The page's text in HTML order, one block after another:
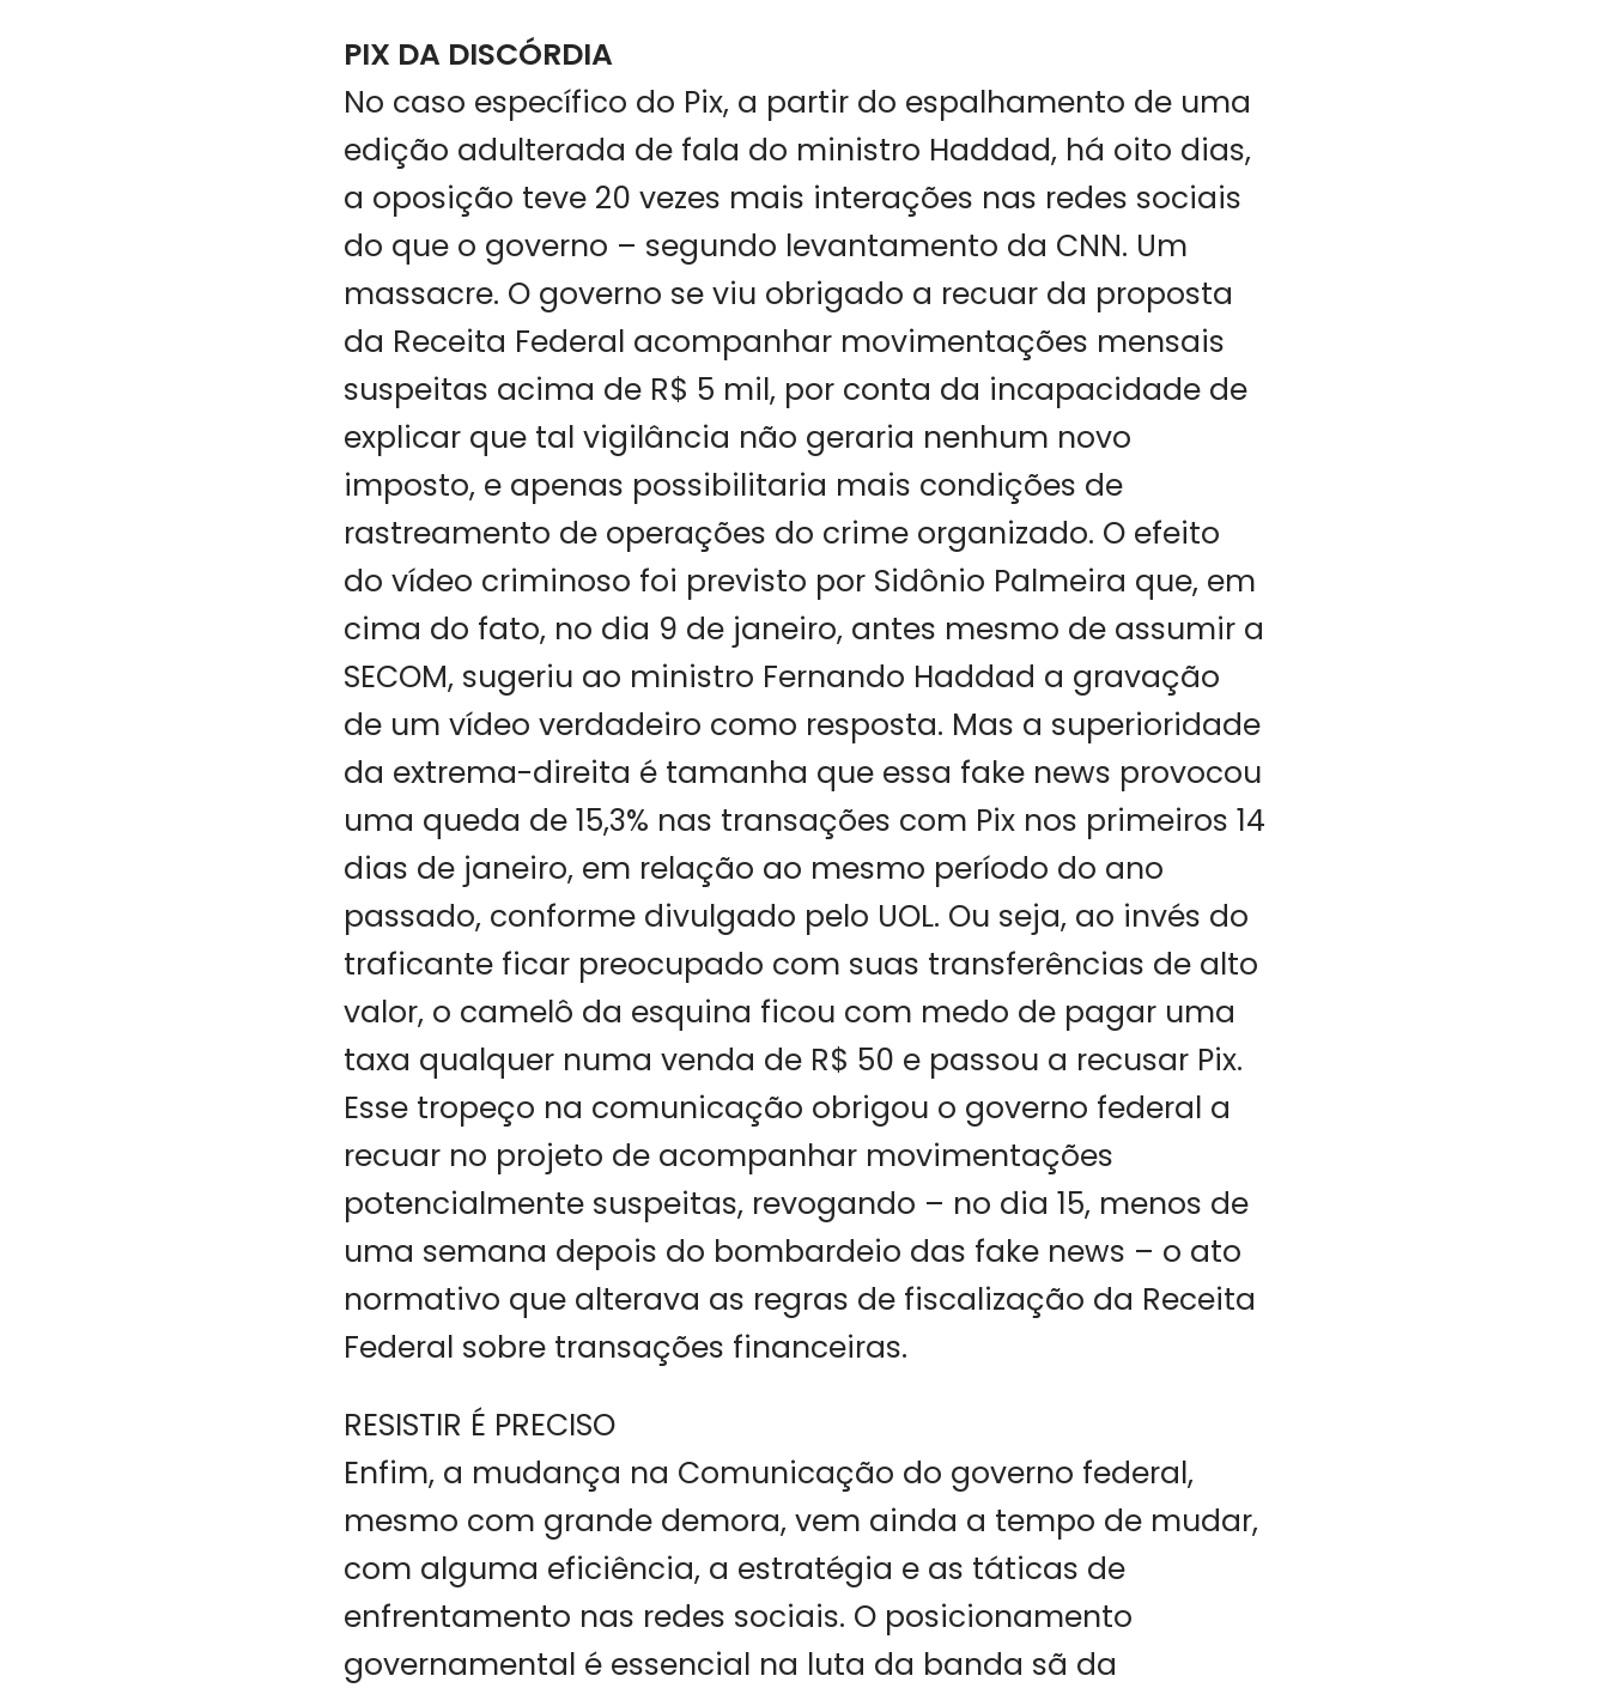
PIX DA DISCÓRDIA
No caso específico do Pix, a partir do espalhamento de uma
edição adulterada de fala do ministro Haddad, há oito dias,
a oposição teve 20 vezes mais interações nas redes sociais
do que o governo – segundo levantamento da CNN. Um
massacre. O governo se viu obrigado a recuar da proposta
da Receita Federal acompanhar movimentações mensais
suspeitas acima de R$ 5 mil, por conta da incapacidade de
explicar que tal vigilância não geraria nenhum novo
imposto, e apenas possibilitaria mais condições de
rastreamento de operações do crime organizado. O efeito
do vídeo criminoso foi previsto por Sidônio Palmeira que, em
cima do fato, no dia 9 de janeiro, antes mesmo de assumir a
SECOM, sugeriu ao ministro Fernando Haddad a gravação
de um vídeo verdadeiro como resposta. Mas a superioridade
da extrema-direita é tamanha que essa fake news provocou
uma queda de 15,3% nas transações com Pix nos primeiros 14
dias de janeiro, em relação ao mesmo período do ano
passado, conforme divulgado pelo UOL. Ou seja, ao invés do
traficante ficar preocupado com suas transferências de alto
valor, o camelô da esquina ficou com medo de pagar uma
taxa qualquer numa venda de R$ 50 e passou a recusar Pix.
Esse tropeço na comunicação obrigou o governo federal a
recuar no projeto de acompanhar movimentações
potencialmente suspeitas, revogando – no dia 15, menos de
uma semana depois do bombardeio das fake news – o ato
normativo que alterava as regras de fiscalização da Receita
Federal sobre transações financeiras.
RESISTIR É PRECISO
Enfim, a mudança na Comunicação do governo federal,
mesmo com grande demora, vem ainda a tempo de mudar,
com alguma eficiência, a estratégia e as táticas de
enfrentamento nas redes sociais. O posicionamento
governamental é essencial na luta da banda sã da